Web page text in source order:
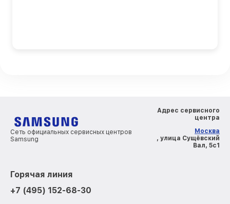
Сеть официальных сервисных центров
Samsung
Адрес сервисного
центра
Москва
, улица Сущёвский
Вал, 5с1
Горячая линия
+7 (495) 152-68-30